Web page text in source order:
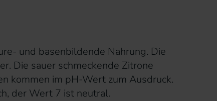
und basenbildende Nahrung. Die
Die sauer schmeckende Zitrone
kommen im pH-Wert zum Ausdruck.
der Wert 7 ist neutral.